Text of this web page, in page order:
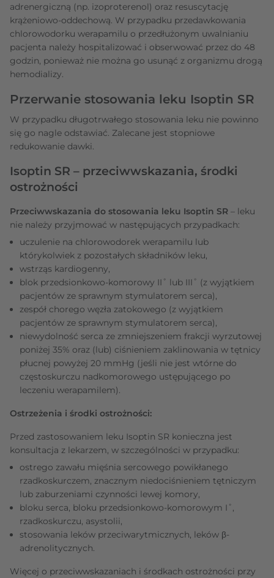
adrenergiczną (np. izoproterenol) oraz resuscytację
krążeniowo-oddechową. W przypadku przedawkowania
chlorowodorku werapamilu o przedłużonym uwalnianiu
pacjenta należy hospitalizować i obserwować przez do 48
godzin, ponieważ nie można go usunąć z organizmu drogą
hemodializy.
Przerwanie stosowania leku Isoptin SR
W przypadku długotrwałego stosowania leku nie powinno
się go nagle odstawiać. Zalecane jest stopniowe
redukowanie dawki.
Isoptin SR – przeciwwskazania, środki
ostrożności
Przeciwwskazania do stosowania leku Isoptin SR – leku
nie należy przyjmować w następujących przypadkach:
uczulenie na chlorowodorek werapamilu lub
którykolwiek z pozostałych składników leku,
wstrząs kardiogenny,
blok przedsionkowo-komorowy II˚ lub III˚ (z wyjątkiem
pacjentów ze sprawnym stymulatorem serca),
zespół chorego węzła zatokowego (z wyjątkiem
pacjentów ze sprawnym stymulatorem serca),
niewydolność serca ze zmniejszeniem frakcji wyrzutowej
poniżej 35% oraz (lub) ciśnieniem zaklinowania w tętnicy
płucnej powyżej 20 mmHg (jeśli nie jest wtórne do
częstoskurczu nadkomorowego ustępującego po
leczeniu werapamilem).
Ostrzeżenia i środki ostrożności:
Przed zastosowaniem leku Isoptin SR konieczna jest
konsultacja z lekarzem, w szczególności w przypadku:
ostrego zawału mięśnia sercowego powikłanego
rzadkoskurczem, znacznym niedociśnieniem tętniczym
lub zaburzeniami czynności lewej komory,
bloku serca, bloku przedsionkowo-komorowym I˚,
rzadkoskurczu, asystolii,
stosowania leków przeciwarytmicznych, leków β-
adrenolitycznych.
Więcej o przeciwwskazaniach i środkach ostrożności przy